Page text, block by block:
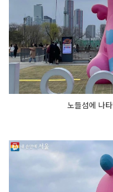
노들섬에 나